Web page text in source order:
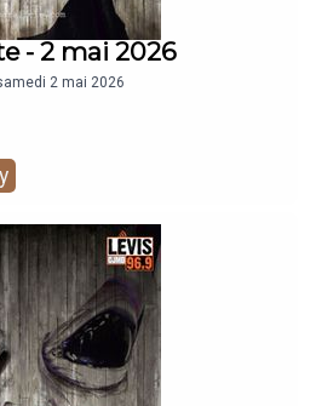
- 2 mai 2026
2 mai 2026